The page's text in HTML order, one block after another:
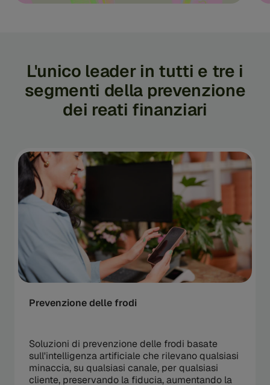
L'unico leader in tutti e tre i
segmenti della prevenzione
dei reati finanziari
Prevenzione delle frodi
Soluzioni di prevenzione delle frodi basate
sull'intelligenza artificiale che rilevano qualsiasi
minaccia, su qualsiasi canale, per qualsiasi
cliente, preservando la fiducia, aumentando la